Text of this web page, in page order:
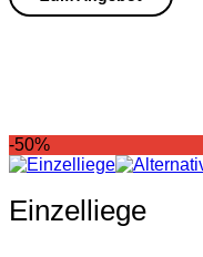
-50%
Einzelliege